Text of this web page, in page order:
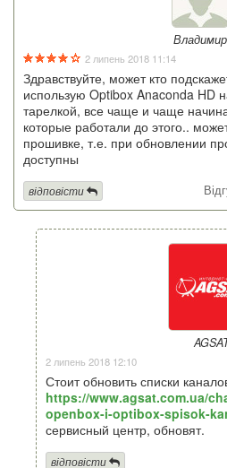
Владимир
2 липень 2018 11:14
Здравствуйте, может кто
использую Optibox Anaconda HD
тарелкой, все чаще и чаще
которые работали до этого..
прошивке, т.е. при обновлении
доступны
відповісти
2 липень 2018 12:10
Стоит обновить списки
https://www.agsat.com.ua/
openbox-i-optibox-spisok-
сервисный центр, обновят.
відповісти